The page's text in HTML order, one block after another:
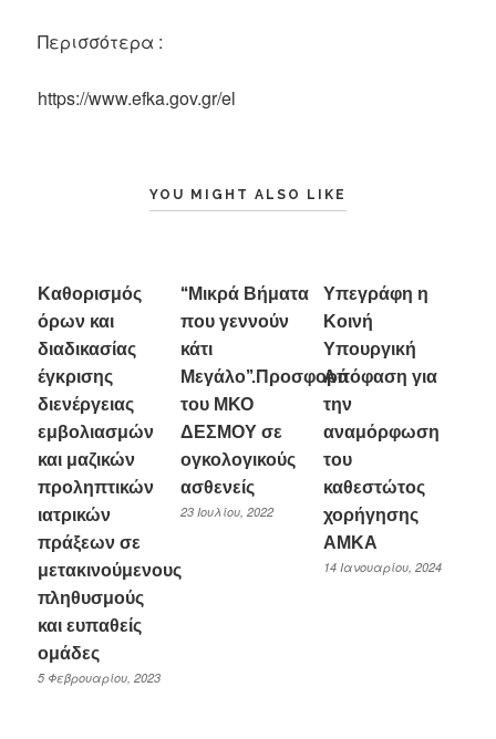
Περισσότερα :
https://www.efka.gov.gr/el
YOU MIGHT ALSO LIKE
Καθορισμός
όρων και
διαδικασίας
έγκρισης
διενέργειας
εμβολιασμών
και μαζικών
προληπτικών
ιατρικών
πράξεων σε
μετακινούμενους
πληθυσμούς
και ευπαθείς
ομάδες
5 Φεβρουαρίου, 2023
“Μικρά Βήματα
που γεννούν
κάτι
Μεγάλο”.Προσφορά
του ΜΚΟ
ΔΕΣΜΟΥ σε
ογκολογικούς
ασθενείς
23 Ιουλίου, 2022
Υπεγράφη η
Κοινή
Υπουργική
Απόφαση για
την
αναμόρφωση
του
καθεστώτος
χορήγησης
ΑΜΚΑ
14 Ιανουαρίου, 2024